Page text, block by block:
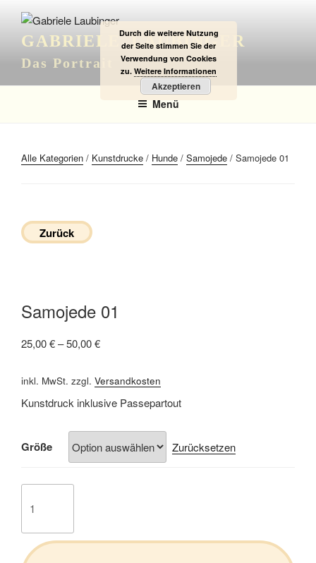
Inhalt
springenGABRIELE LAUBINGER
Das Portrait
Menü
Alle Kategorien / Kunstdrucke / Hunde / Samojede / Samojede 01
Zurück
Samojede 01
25,00€–50,00€
inkl. MwSt. zzgl. Versandkosten
Kunstdruck inklusive Passepartout
Größe Zurücksetzen
01
Durch die weitere Nutzung
der Seite stimmen Sie der
Verwendung von Cookies
zu. Weitere Informationen
Akzeptieren